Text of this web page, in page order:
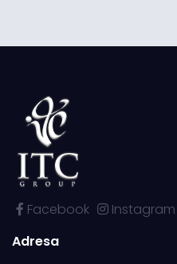
Facebook Instagram
Adresa